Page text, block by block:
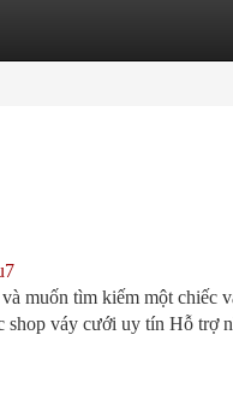
muốn tìm kiếm một chiếc
váy cưới uy tín Hỗ trợ